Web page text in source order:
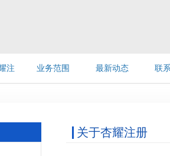
注 业务范围 最新动态 联
关于杏耀注册